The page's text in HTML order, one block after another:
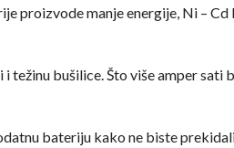
proizvode manje energije, Ni –
težinu bušilice. Što više amper
bateriju kako ne biste